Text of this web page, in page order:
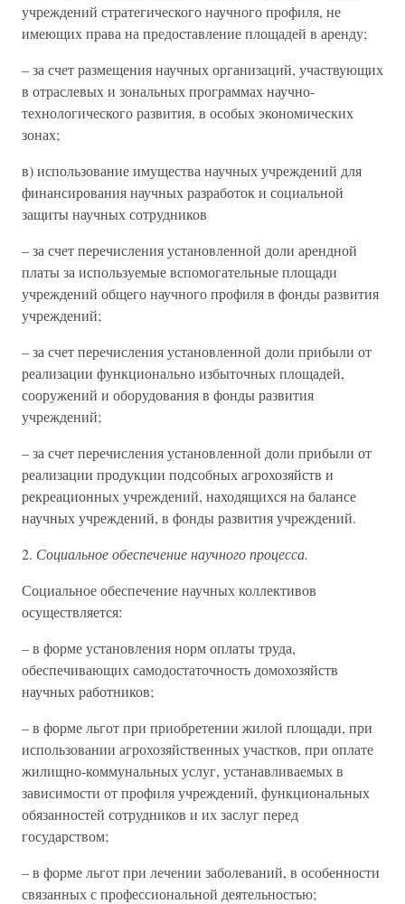
учреждений стратегического научного профиля, не
имеющих права на предоставление площадей в аренду;
– за счет размещения научных организаций, участвующих
в отраслевых и зональных программах научно-
технологического развития, в особых экономических
зонах;
в) использование имущества научных учреждений для
финансирования научных разработок и социальной
защиты научных сотрудников
– за счет перечисления установленной доли арендной
платы за используемые вспомогательные площади
учреждений общего научного профиля в фонды развития
учреждений;
– за счет перечисления установленной доли прибыли от
реализации функционально избыточных площадей,
сооружений и оборудования в фонды развития
учреждений;
– за счет перечисления установленной доли прибыли от
реализации продукции подсобных агрохозяйств и
рекреационных учреждений, находящихся на балансе
научных учреждений, в фонды развития учреждений.
2. Социальное обеспечение научного процесса.
Социальное обеспечение научных коллективов
осуществляется:
– в форме установления норм оплаты труда,
обеспечивающих самодостаточность домохозяйств
научных работников;
– в форме льгот при приобретении жилой площади, при
использовании агрохозяйственных участков, при оплате
жилищно-коммунальных услуг, устанавливаемых в
зависимости от профиля учреждений, функциональных
обязанностей сотрудников и их заслуг перед
государством;
– в форме льгот при лечении заболеваний, в особенности
связанных с профессиональной деятельностью;